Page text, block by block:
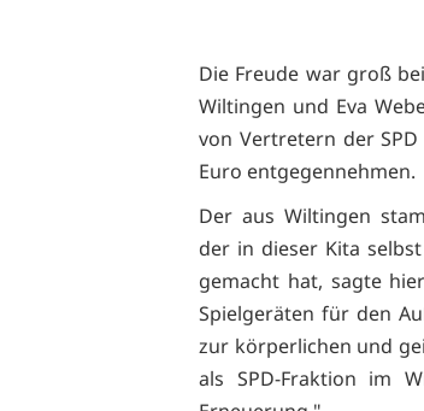
Die Freude war groß
Wiltingen und Eva
von Vertretern der
Euro entgegennehmen.
Der aus Wiltingen
der in dieser Kita
gemacht hat, sagte
Spielgeräten für den
zur körperlichen und
als SPD-Fraktion im